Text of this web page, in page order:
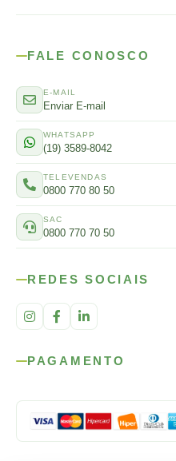
FALE CONOSCO
E-MAIL
Enviar E-mail
WHATSAPP
(19) 3589-8042
TELEVENDAS
0800 770 80 50
SAC
0800 770 70 50
REDES SOCIAIS
PAGAMENTO